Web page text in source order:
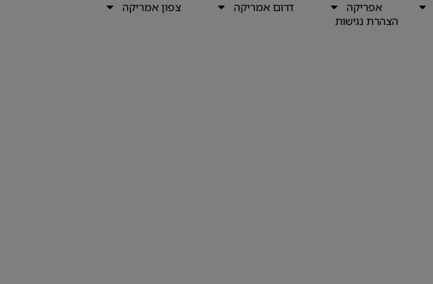
אפריקה דרום אמריקה
צפון אמריקה
הצהרת נגישות